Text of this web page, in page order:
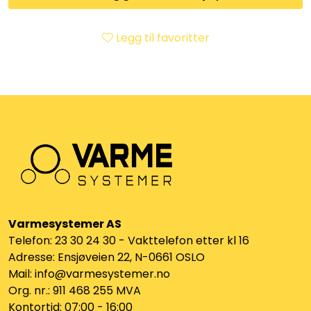
Legg til favoritter
Varmesystemer AS
Telefon: 23 30 24 30 - Vakttelefon etter kl 16
Adresse: Ensjøveien 22, N-0661 OSLO
Mail: info@varmesystemer.no
Org. nr.: 911 468 255 MVA
Kontortid: 07:00 - 16:00
Klemringskoblinger
Planfront radiatorer
Watersafe
Elektrokjeler